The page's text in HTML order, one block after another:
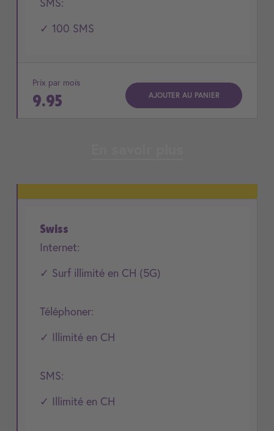
✓ 100 SMS
Prix par mois
9.95 AJOUTER AU PANIER
Swiss
Internet:
✓ Surf illimité en CH (5G)
Téléphoner:
✓ Illimité en CH
SMS:
✓ Illimité en CH